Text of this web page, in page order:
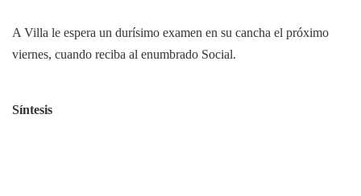
A Villa le espera un durísimo examen en su cancha el próximo
viernes, cuando reciba al enumbrado Social.
Síntesis